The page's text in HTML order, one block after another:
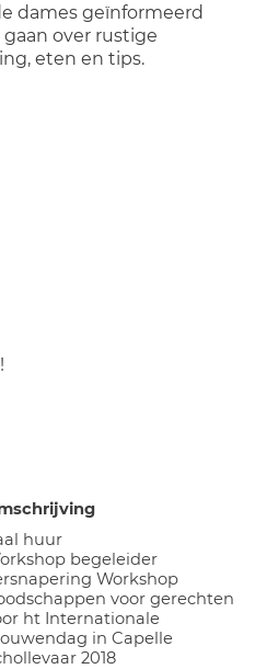
dames geïnformeerd
gaan over rustige
eten en tips.
huur
begeleider
Workshop
voor gerechten
ht Internationale
in Capelle
2018